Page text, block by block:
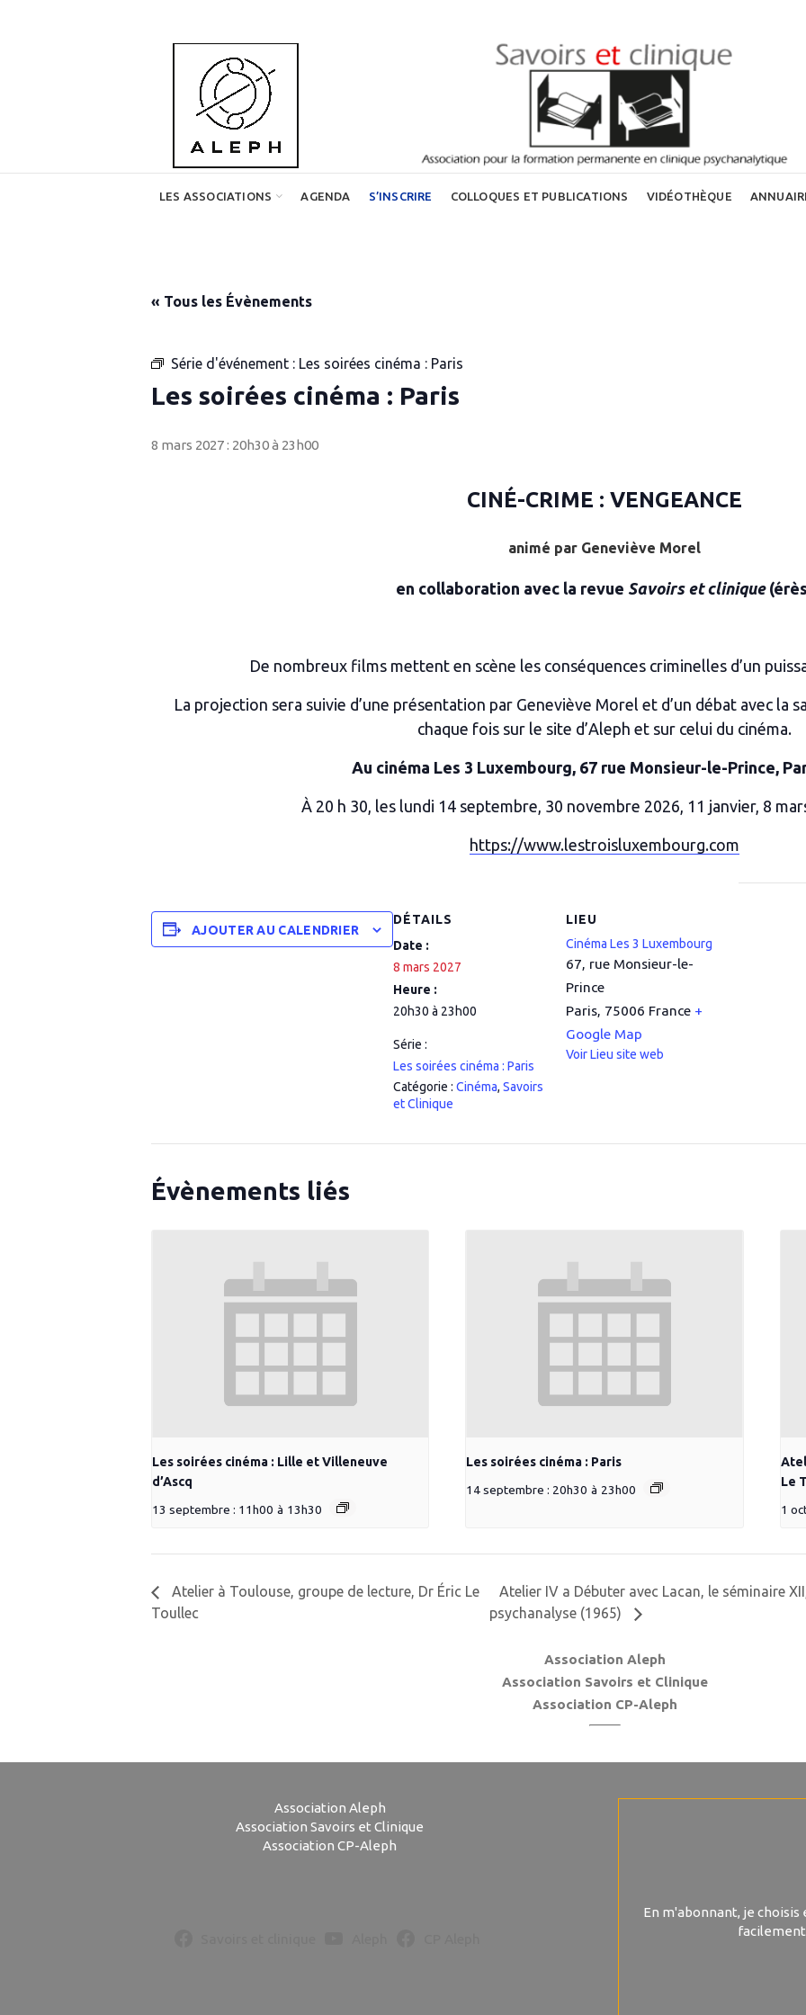
LES ASSOCIATIONS AGENDA S’INSCRIRE COLLOQUES ET PUBLICATIONS VIDÉOTHÈQUE
« Tous les Évènements
Série d'événement : Les soirées cinéma : Paris
Les soirées cinéma : Paris
8 mars 2027 : 20h30à 23h00
CINÉ-CRIME : VENGEANCE
animé par Geneviève Morel
en collaboration avec la revue Savoirs et clinique
De nombreux films mettent en scène les conséquences criminelles d’un
La projection sera suivie d’une présentation par Geneviève Morel et d’un débat avec la
chaque fois sur le site d’Aleph et sur celui du cinéma.
Au cinéma Les 3 Luxembourg, 67 rue Monsieur-le-Prince,
À 20 h 30, les lundi 14 septembre, 30 novembre 2026, 11 janvier, 8
https://www.lestroisluxembourg.com
AJOUTER AU CALENDRIER
DÉTAILS
Date :
8 mars 2027
Heure :
20h30 à 23h00
Série :
Les soirées cinéma : Paris
Catégorie :Cinéma,Savoirs
et Clinique
LIEU
Cinéma Les 3 Luxembourg
67, rue Monsieur-le-
Prince
Paris, 75006 France +
Google Map
Voir Lieu site web
Évènements liés
Les soirées cinéma : Lille et Villeneuve
d’Ascq
13 septembre : 11h00 à 13h30
Les soirées cinéma : Paris
14 septembre : 20h30 à 23h00
Le
1
Atelier à Toulouse, groupe de lecture, Dr Éric Le
Toullec
Atelier IV a Débuter avec Lacan, le séminaire
psychanalyse (1965)
Association Aleph
Association Savoirs et Clinique
Association CP-Aleph
Association Aleph
Association Savoirs et Clinique
Association CP-Aleph
En m'abonnant, je